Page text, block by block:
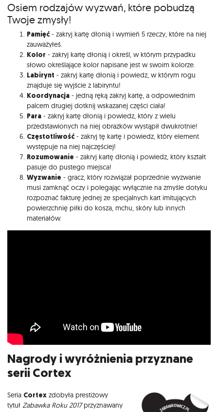
Osiem rodzajów wyzwań, które pobudzą
Twoje zmysły!
Pamięć - zakryj kartę dłonią i wymień 5 rzeczy, które na niej
zauważyłeś.
Kolor - zakryj kartę dłonią i określ, w którym przypadku
słowo określające kolor napisane jest w swoim kolorze.
Labirynt - zakryj kartę dłonią i powiedz, w którym rogu
znajduje się wyjście z labiryntu!
Koordynacja - jedną ręką zakryj kartę, a odpowiednim
palcem drugiej dotknij wskazanej części ciała!
Para - zakryj kartę dłonią i powiedz, który z wielu
przedstawionych na niej obrazków wystąpił dwukrotnie!
Częstotliwość - zakryj tę kartę i powiedz, który element
występuje na niej najczęściej!
Rozumowanie - zakryj kartę dłonią i powiedz, który kształt
pasuje do pustego miejsca!
Wyzwanie - gracz, który rozwiązał poprzednie wyzwanie
musi zamknąć oczy i polegając wyłącznie na zmyśle dotyku
rozpoznać fakturę jednej ze specjalnych kart imitujących
powierzchnię piłki do kosza, mchu, skóry lub innych
materiałów.
Nagrody i wyróżnienia przyznane
serii Cortex
Seria Cortex zdobyła prestiżowy
tytuł Zabawka Roku 2017przyznawany